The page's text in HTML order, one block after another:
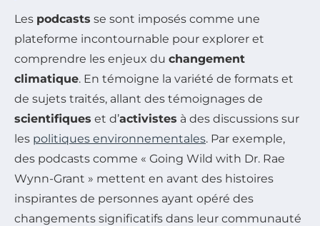
Les podcasts se sont imposés comme une
plateforme incontournable pour explorer et
comprendre les enjeux du changement
climatique. En témoigne la variété de formats et
de sujets traités, allant des témoignages de
scientifiques et d’activistes à des discussions sur
les politiques environnementales. Par exemple,
des podcasts comme « Going Wild with Dr. Rae
Wynn-Grant » mettent en avant des histoires
inspirantes de personnes ayant opéré des
changements significatifs dans leur communauté